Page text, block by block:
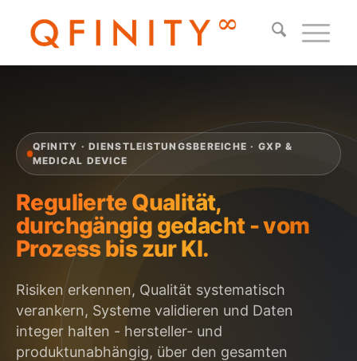
QFINITY · DIENSTLEISTUNGSBEREICHE · GXP &
MEDICAL DEVICE
Regulierte Qualität,
durchgängig gedacht - vom
Prozess bis zur KI.
Risiken erkennen, Qualität systematisch
verankern, Systeme validieren und Daten
integer halten - hersteller- und
produktunabhängig, über den gesamten